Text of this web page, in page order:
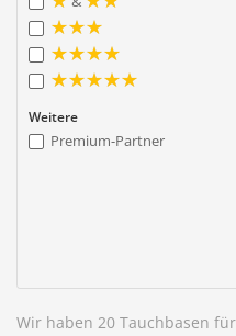
Weitere
Premium-Partner
Wir haben 20 Tauchbasen